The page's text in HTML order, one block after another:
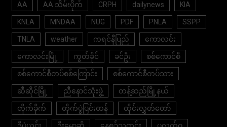
AA AA သိမ်းပိုက် CRPH dailynews KIA
KNLA MNDAA NUG PDF PNLA SSPP
TNLA weather ကရင်နီပြည် ကောလင်း
ကောလင်းမြို့ ကွတ်ခိုင် ခင်ဦး စစ်ကောင်စီ
စစ်ကောင်စီတပ်စစ်ကြောင်း စစ်ကောင်စီတပ်သား
ဆီဆိုင်မြို့ ညီနောင်သုံးဖွဲ့ တန့်ဆည်မြို့နယ်
တိုက်ခိုက် တိုက်ပွဲပြင်းထန် ထိုင်းလွှတ်တော်